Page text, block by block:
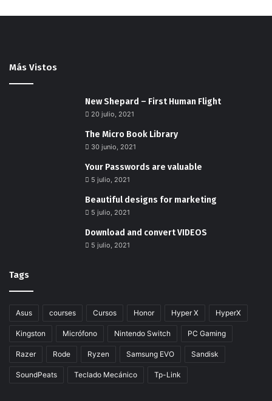
Más Vistos
New Shepard – First Human Flight
20 julio, 2021
The Micro Book Library
30 junio, 2021
Your Passwords are valuable
5 julio, 2021
Beautiful designs for marketing
5 julio, 2021
Download and convert VIDEOS
5 julio, 2021
Tags
Asus courses Cursos Honor Hyper X HyperX
Kingston Micrófono Nintendo Switch PC Gaming
Razer Rode Ryzen Samsung EVO Sandisk
SoundPeats Teclado Mecánico Tp-Link